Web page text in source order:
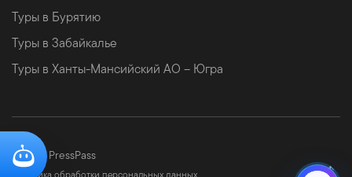
Туры в Бурятию
Туры в Забайкалье
Туры в Ханты-Мансийский АО – Югра
©2026 PressPass
Политика обработки персональных данных